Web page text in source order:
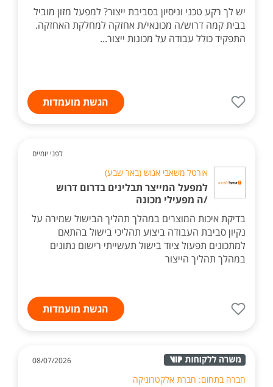
יש לך רקע טכני וניסיון בסביבת ייצור? למפעל מזון מוביל
בבית קמה דרוש/ה מכונאי/ת אחזקה למחלקת האחזקה.
התפקיד כולל עבודה על מכונות ייצור...
הגשת מועמדות
לפני יומיים
אורטל משאבי אנוש (באר שבע)
למפעל המייצר תבלינים בדרום דרוש
/ה מפעילי מכונה
בדיקת איכות המוצרים במהלך תהליך הבישול שמירה על
נקיון סביבת העבודה ביצוע תהליכי בישול בהתאם
למתכונים תפעול ציוד בישול תעשייתי רישום נתונים
במהלך תהליך הייצור
הגשת מועמדות
08/07/2026
חברה בתחום: חברת אלקטרוניקה